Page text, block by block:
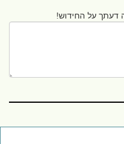
על החידוש!